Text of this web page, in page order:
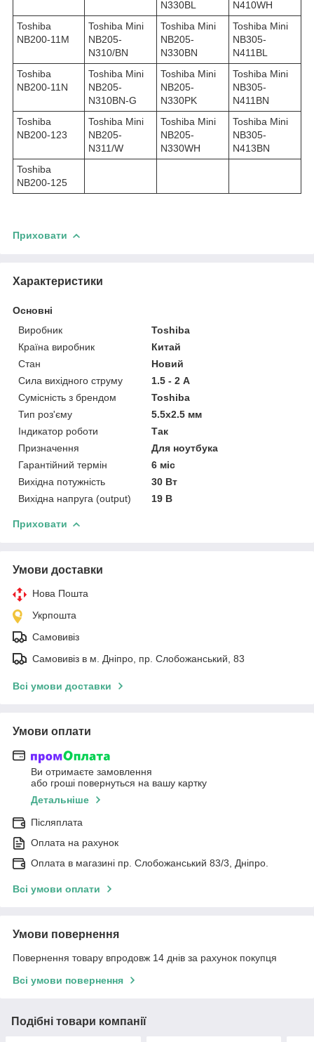
N330BL
N410WH
Toshiba
NB200-11M
Toshiba Mini
NB205-
N310/BN
Toshiba Mini
NB205-
N330BN
Toshiba Mini
NB305-
N411BL
Toshiba
NB200-11N
Toshiba Mini
NB205-
N310BN-G
Toshiba Mini
NB205-
N330PK
Toshiba Mini
NB305-
N411BN
Toshiba
NB200-123
Toshiba Mini
NB205-
N311/W
Toshiba Mini
NB205-
N330WH
Toshiba Mini
NB305-
N413BN
Toshiba
NB200-125
Приховати
Характеристики
Основні
Виробник
Toshiba
Країна виробник
Китай
Стан
Новий
Сила вихідного струму
1.5 - 2 А
Сумісність з брендом
Toshiba
Тип роз'єму
5.5x2.5 мм
Індикатор роботи
Так
Призначення
Для ноутбука
Гарантійний термін
6 міс
Вихідна потужність
30 Вт
Вихідна напруга (output)
19 В
Приховати
Умови доставки
Нова Пошта
Укрпошта
Самовивіз
Самовивіз в м. Дніпро, пр. Слобожанський, 83
Всі умови доставки
Умови оплати
Ви отримаєте замовлення
або гроші повернуться на вашу картку
Детальніше
Післяплата
Оплата на рахунок
Оплата в магазині пр. Слобожанський 83/3, Дніпро.
Всі умови оплати
Умови повернення
Повернення товару впродовж 14 днів за рахунок покупця
Всі умови повернення
Подібні товари компанії